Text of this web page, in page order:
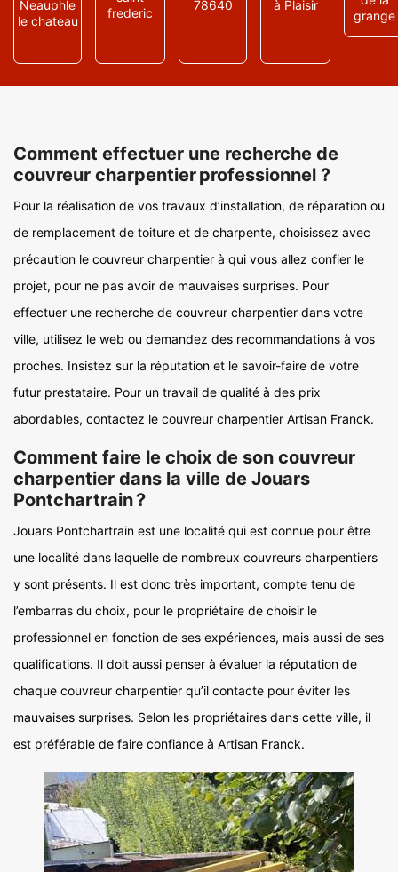
Neauphle
le chateau
frederic
78640 à Plaisir
grange
Comment effectuer une recherche de
couvreur charpentier professionnel ?
Pour la réalisation de vos travaux d’installation, de réparation ou
de remplacement de toiture et de charpente, choisissez avec
précaution le couvreur charpentier à qui vous allez confier le
projet, pour ne pas avoir de mauvaises surprises. Pour
effectuer une recherche de couvreur charpentier dans votre
ville, utilisez le web ou demandez des recommandations à vos
proches. Insistez sur la réputation et le savoir-faire de votre
futur prestataire. Pour un travail de qualité à des prix
abordables, contactez le couvreur charpentier Artisan Franck.
Comment faire le choix de son couvreur
charpentier dans la ville de Jouars
Pontchartrain ?
Jouars Pontchartrain est une localité qui est connue pour être
une localité dans laquelle de nombreux couvreurs charpentiers
y sont présents. Il est donc très important, compte tenu de
l’embarras du choix, pour le propriétaire de choisir le
professionnel en fonction de ses expériences, mais aussi de ses
qualifications. Il doit aussi penser à évaluer la réputation de
chaque couvreur charpentier qu’il contacte pour éviter les
mauvaises surprises. Selon les propriétaires dans cette ville, il
est préférable de faire confiance à Artisan Franck.